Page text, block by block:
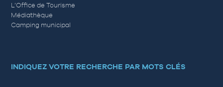
L’Office de Tourisme
Médiathèque
Camping municipal
INDIQUEZ VOTRE RECHERCHE PAR MOTS CLÉS